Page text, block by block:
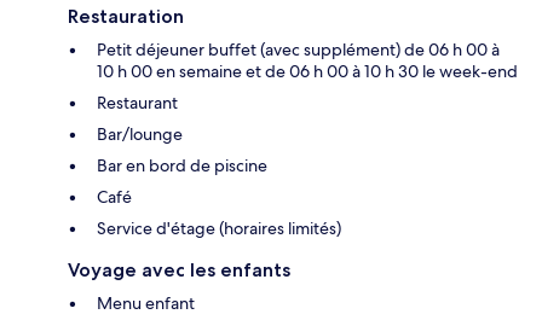
Restauration
Petit déjeuner buffet (avec supplément) de 06 h 00 à
10 h 00 en semaine et de 06 h 00 à 10 h 30 le week-end
Restaurant
Bar/lounge
Bar en bord de piscine
Café
Service d'étage (horaires limités)
Voyage avec les enfants
Menu enfant